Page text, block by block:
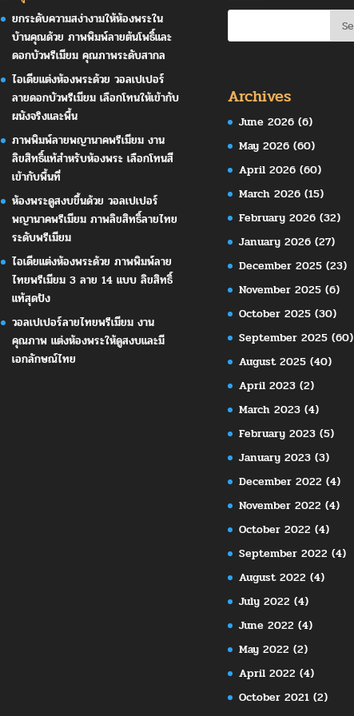
ยกระดับความสง่างามให้ห้องพระใน
บ้านคุณด้วย ภาพพิมพ์ลายต้นโพธิ์และ
ดอกบัวพรีเมียม คุณภาพระดับสากล
ไอเดียแต่งห้องพระด้วย วอลเปเปอร์
ลายดอกบัวพรีเมียม เลือกโทนให้เข้ากับ
ผนังจริงและพื้น
ภาพพิมพ์ลายพญานาคพรีเมียม งาน
ลิขสิทธิ์แท้สำหรับห้องพระ เลือกโทนสี
เข้ากับพื้นที่
ห้องพระดูสงบขึ้นด้วย วอลเปเปอร์
พญานาคพรีเมียม ภาพลิขสิทธิ์ลายไทย
ระดับพรีเมียม
ไอเดียแต่งห้องพระด้วย ภาพพิมพ์ลาย
ไทยพรีเมียม 3 ลาย 14 แบบ ลิขสิทธิ์
แท้สุดปัง
วอลเปเปอร์ลายไทยพรีเมียม งาน
คุณภาพ แต่งห้องพระให้ดูสงบและมี
เอกลักษณ์ไทย
Archives
June 2026(6)
May 2026(60)
April 2026(60)
March 2026(15)
February 2026(32)
January 2026(27)
December 2025(23)
November 2025(6)
October 2025(30)
September 2025(60)
August 2025(40)
April 2023(2)
March 2023(4)
February 2023(5)
January 2023(3)
December 2022 (4)
November 2022 (4)
October 2022 (4)
September 2022 (4)
August 2022 (4)
July 2022 (4)
June 2022 (4)
May 2022 (2)
April 2022 (4)
October 2021(2)